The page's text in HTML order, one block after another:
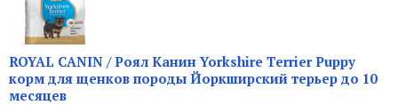
ROYAL CANIN / Роял Канин Yorkshire Terrier Puppy
корм для щенков породы Йоркширский терьер до 10
месяцев